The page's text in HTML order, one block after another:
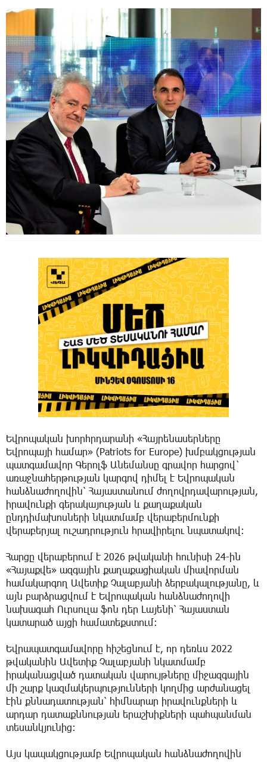
Եվրոպական խորհրդարանի «Հայրենասերները
Եվրոպայի համար» (Patriots for Europe) խմբակցության
պատգամավոր Գերոլֆ Անեմանսը գրավոր հարցով`
առաջնահերթության կարգով դիմել է Եվրոպական
հանձնաժողովին՝ Հայաստանում ժողովրդավարության,
իրավունքի գերակայության և քաղաքական
ընդդիմախոսների նկատմամբ վերաբերմունքի
վերաբերյալ ուշադրություն հրավիրելու նպատակով:
Հարցը վերաբերում է 2026 թվականի հունիսի 24-ին
«Հայաքվե» ազգային քաղաքացիական միավորման
համակարգող Ավետիք Չալաբյանի ձերբակալությանը, և
այն բարձրացվում է Եվրոպական հանձնաժողովի
նախագահ Ուրսուլա ֆոն դեր Լայենի՝ Հայաստան
կատարած այցի համատեքստում։
Եվրապատգամավորը հիշեցնում է, որ դեռևս 2022
թվականին Ավետիք Չալաբյանի նկատմամբ
իրականացված դատական վարույթները միջազգային
մի շարք կազմակերպությունների կողմից արժանացել
էին քննադատության՝ հիմնարար իրավունքների և
արդար դատաքննության երաշխիքների պահպանման
տեսանկյունից։
Այս կապակցությամբ Եվրոպական հանձնաժողովին